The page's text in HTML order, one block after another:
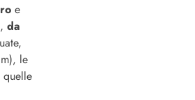
e
, da
le
quelle